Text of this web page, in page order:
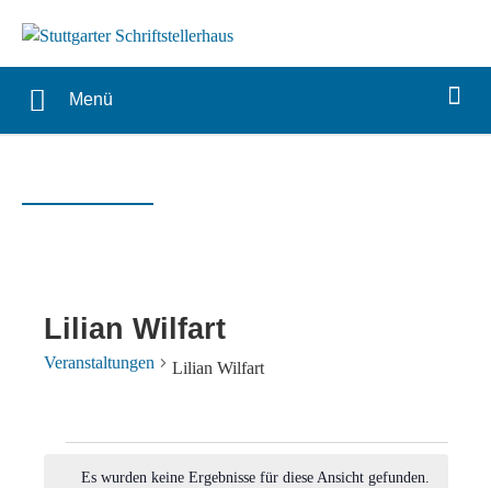
Menü
Lilian Wilfart
Veranstaltungen Lilian Wilfart
Es wurden keine Ergebnisse für diese Ansicht gefunden.